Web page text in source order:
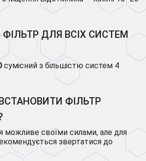
ФІЛЬТР ДЛЯ ВСІХ СИСТЕМ
сумісний з більшістю систем 4
ФІЛЬТР
можливе своїми силами, але для
звертатися до